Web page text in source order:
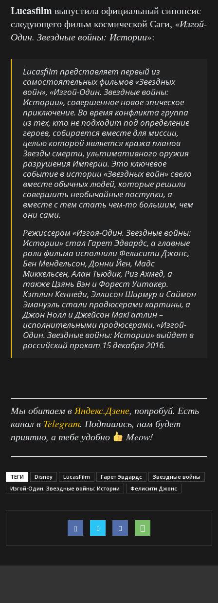
Lucasfilmвыпустила официальный синопсис
следующего фильм космической Саги, «Изгой-
Один. Звездные войны: Истории»:
Lucasfilm представляет первый из
самостоятельных фильмов «Звездных
войн», «Изгой-Один. Звездные войны:
Истории», совершенное новое эпическое
приключение. Во время конфликта группа
из тех, кто не подходит под определение
героев, собирается вместе для миссии,
целью которой является кража планов
Звезды смерти, ультимативного оружия
разрушения Империи. Это ключевое
событие в истории «Звездных войн» свело
вместе обычных людей, которые решили
совершить необычайные поступки, а
вместе с тем стать чем-то большим, чем
они сами.
Режиссером «Изгоя-Один. Звездные войны:
Истории» стал Гарет Эдвардс, а главные
роли фильма исполнили Фелисити Джонс,
Бен Мендельсон, Донни Йен, Мадс
Миккельсен, Алан Тьюдик, Риз Ахмед, а
также Цзянь Вэн и Форест Уитакер.
Кэтлин Кеннеди, Эллисон Ширмур и Саймон
Эмануэль стали продюсерами картины, а
Джон Нолл и Джейсон МакГатлин –
исполнительными продюсерами. «Изгой-
Один. Звездные войны: Истории» выйдет в
российский прокат 15 декабря 2016.
Мы обитаем в Яндекс.Дзене, попробуй. Есть
канал в Telegram. Подпишись, нам будет
приятно, а тебе удобно
Meow!
ТЕГИ Disney LucasFilm Гарет Эвдардс
Звездные войны
Изгой-Один. Звездные войны: Истории
Фелисити Джонс